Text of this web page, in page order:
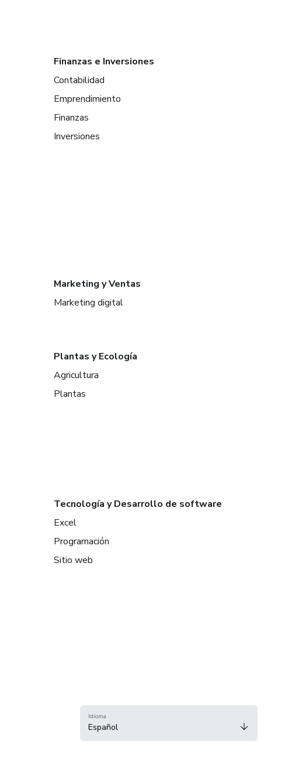
Finanzas e Inversiones
Contabilidad
Emprendimiento
Finanzas
Inversiones
Marketing y Ventas
Marketing digital
Plantas y Ecología
Agricultura
Plantas
Tecnología y Desarrollo de software
Excel
Programación
Sitio web
Idioma
Español